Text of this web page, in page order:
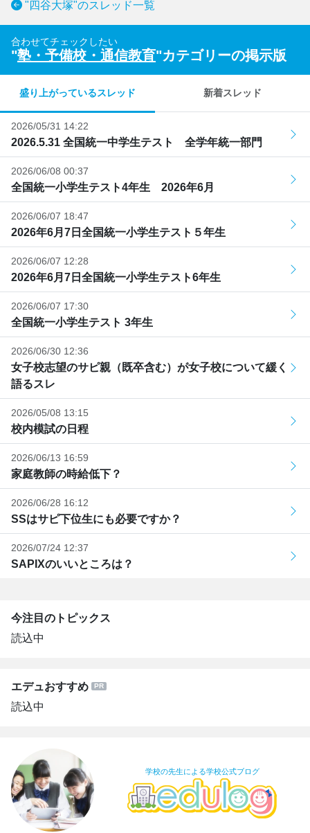
"四谷大塚"のスレッド一覧
合わせてチェックしたい
"塾・予備校・通信教育"カテゴリーの掲示版
盛り上がっているスレッド 新着スレッド
2026/05/31 14:22
2026.5.31 全国統一中学生テスト 全学年統一部門
2026/06/08 00:37
全国統一小学生テスト4年生 2026年6月
2026/06/07 18:47
2026年6月7日全国統一小学生テスト５年生
2026/06/07 12:28
2026年6月7日全国統一小学生テスト6年生
2026/06/07 17:30
全国統一小学生テスト 3年生
2026/06/30 12:36
女子校志望のサピ親（既卒含む）が女子校について緩く
語るスレ
2026/05/08 13:15
校内模試の日程
2026/06/13 16:59
家庭教師の時給低下？
2026/06/28 16:12
SSはサピ下位生にも必要ですか？
2026/07/24 12:37
SAPIXのいいところは？
今注目のトピックス
読込中
エデュおすすめ
読込中
学校の先生による学校公式ブログ